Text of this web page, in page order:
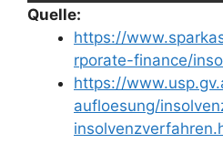
Quelle:
https://
rporate-finance/
https://
aufloesung/